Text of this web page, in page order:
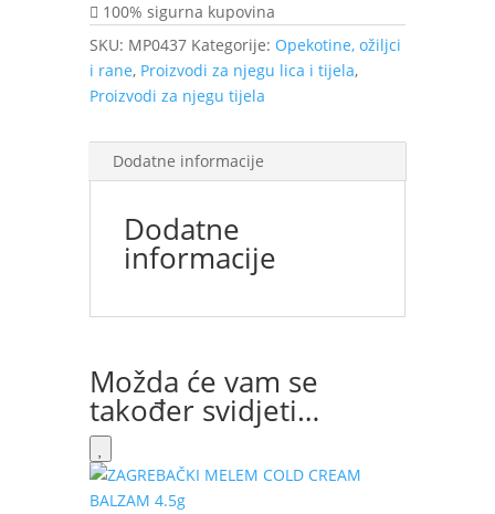
100% sigurna kupovina
SKU: MP0437 Kategorije: Opekotine, ožiljci
i rane, Proizvodi za njegu lica i tijela,
Proizvodi za njegu tijela
Dodatne informacije
Dodatne
informacije
Možda će vam se
također svidjeti…